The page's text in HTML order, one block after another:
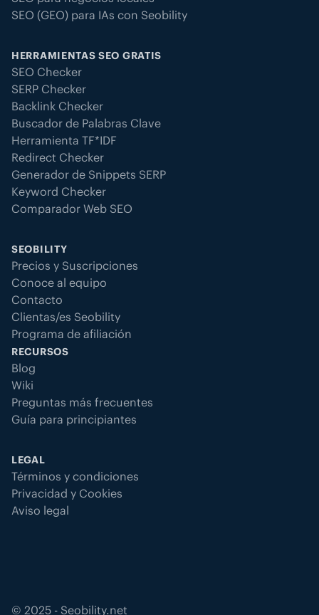
SEO (GEO) para IAs con Seobility
HERRAMIENTAS SEO GRATIS
SEO Checker
SERP Checker
Backlink Checker
Buscador de Palabras Clave
Herramienta TF*IDF
Redirect Checker
Generador de Snippets SERP
Keyword Checker
Comparador Web SEO
SEOBILITY
Precios y Suscripciones
Conoce al equipo
Contacto
Clientas/es Seobility
Programa de afiliación
RECURSOS
Blog
Wiki
Preguntas más frecuentes
Guía para principiantes
LEGAL
Términos y condiciones
Privacidad y Cookies
Aviso legal
© 2025 - Seobility.net